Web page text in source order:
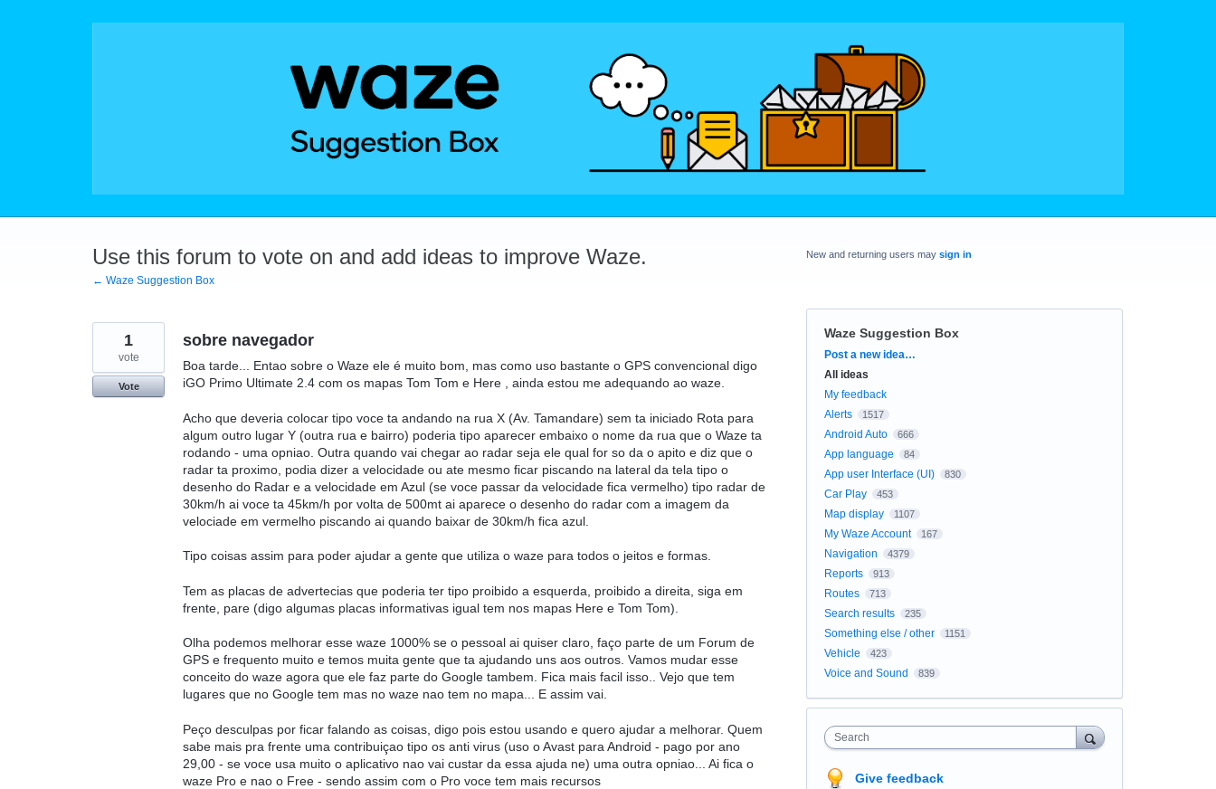
Use this forum to vote on and add ideas to improve Waze.
← Waze Suggestion Box
sobre navegador
Boa tarde... Entao sobre o Waze ele é muito bom, mas como uso bastante o GPS convencional digo
iGO Primo Ultimate 2.4 com os mapas Tom Tom e Here , ainda estou me adequando ao waze.
Acho que deveria colocar tipo voce ta andando na rua X (Av. Tamandare) sem ta iniciado Rota para
algum outro lugar Y (outra rua e bairro) poderia tipo aparecer embaixo o nome da rua que o Waze ta
rodando - uma opniao. Outra quando vai chegar ao radar seja ele qual for so da o apito e diz que o
radar ta proximo, podia dizer a velocidade ou ate mesmo ficar piscando na lateral da tela tipo o
desenho do Radar e a velocidade em Azul (se voce passar da velocidade fica vermelho) tipo radar de
30km/h ai voce ta 45km/h por volta de 500mt ai aparece o desenho do radar com a imagem da
velociade em vermelho piscando ai quando baixar de 30km/h fica azul.
Tipo coisas assim para poder ajudar a gente que utiliza o waze para todos o jeitos e formas.
Tem as placas de advertecias que poderia ter tipo proibido a esquerda, proibido a direita, siga em
frente, pare (digo algumas placas informativas igual tem nos mapas Here e Tom Tom).
Olha podemos melhorar esse waze 1000% se o pessoal ai quiser claro, faço parte de um Forum de
GPS e frequento muito e temos muita gente que ta ajudando uns aos outros. Vamos mudar esse
conceito do waze agora que ele faz parte do Google tambem. Fica mais facil isso.. Vejo que tem
lugares que no Google tem mas no waze nao tem no mapa... E assim vai.
Peço desculpas por ficar falando as coisas, digo pois estou usando e quero ajudar a melhorar. Quem
sabe mais pra frente uma contribuiçao tipo os anti virus (uso o Avast para Android - pago por ano
29,00 - se voce usa muito o aplicativo nao vai custar da essa ajuda ne) uma outra opniao... Ai fica o
waze Pro e nao o Free - sendo assim com o Pro voce tem mais recursos
1
vote
Vote
New and returning users may sign in
Waze Suggestion Box
Categories
Post a new idea…
All ideas
My feedback
Alerts
1517
Android Auto 666
App language 84
App user Interface (UI) 830
Car Play 453
Map display 1107
My Waze Account 167
Navigation 4379
Reports 913
Routes 713
Search results 235
Something else / other 1151
Vehicle 423
Voice and Sound 839
Search
Give feedback